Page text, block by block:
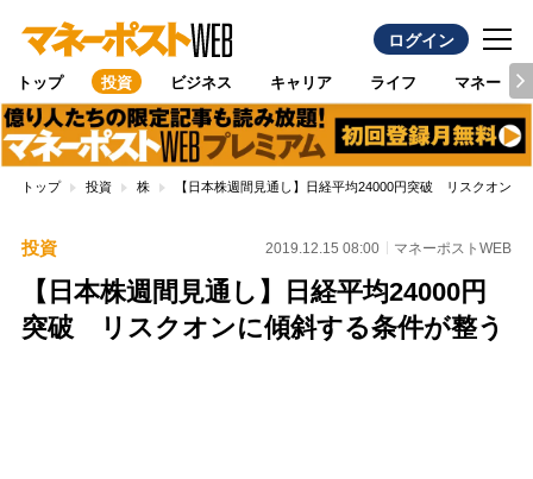
ログイン
トップ 投資 ビジネス キャリア ライフ マネー
トップ 投資 株 【日本株週間見通し】日経平均24000円突破 リスクオンに
投資 2019.12.15 08:00 マネーポストWEB
【日本株週間見通し】日経平均24000円
突破 リスクオンに傾斜する条件が整う